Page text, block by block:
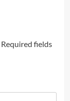
Required fields